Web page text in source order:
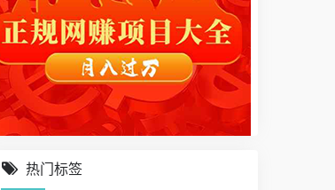
热门标签